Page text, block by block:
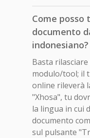
Come posso
documento
indonesiano?
Basta
modulo/tool; il
online rileverà
"Xhosa", tu
la lingua in cui
documento
sul pulsante